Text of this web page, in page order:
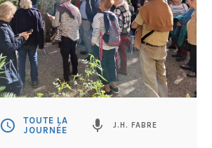
schedule
TOUTE LA
JOURNÉE
mic J.H. FABRE